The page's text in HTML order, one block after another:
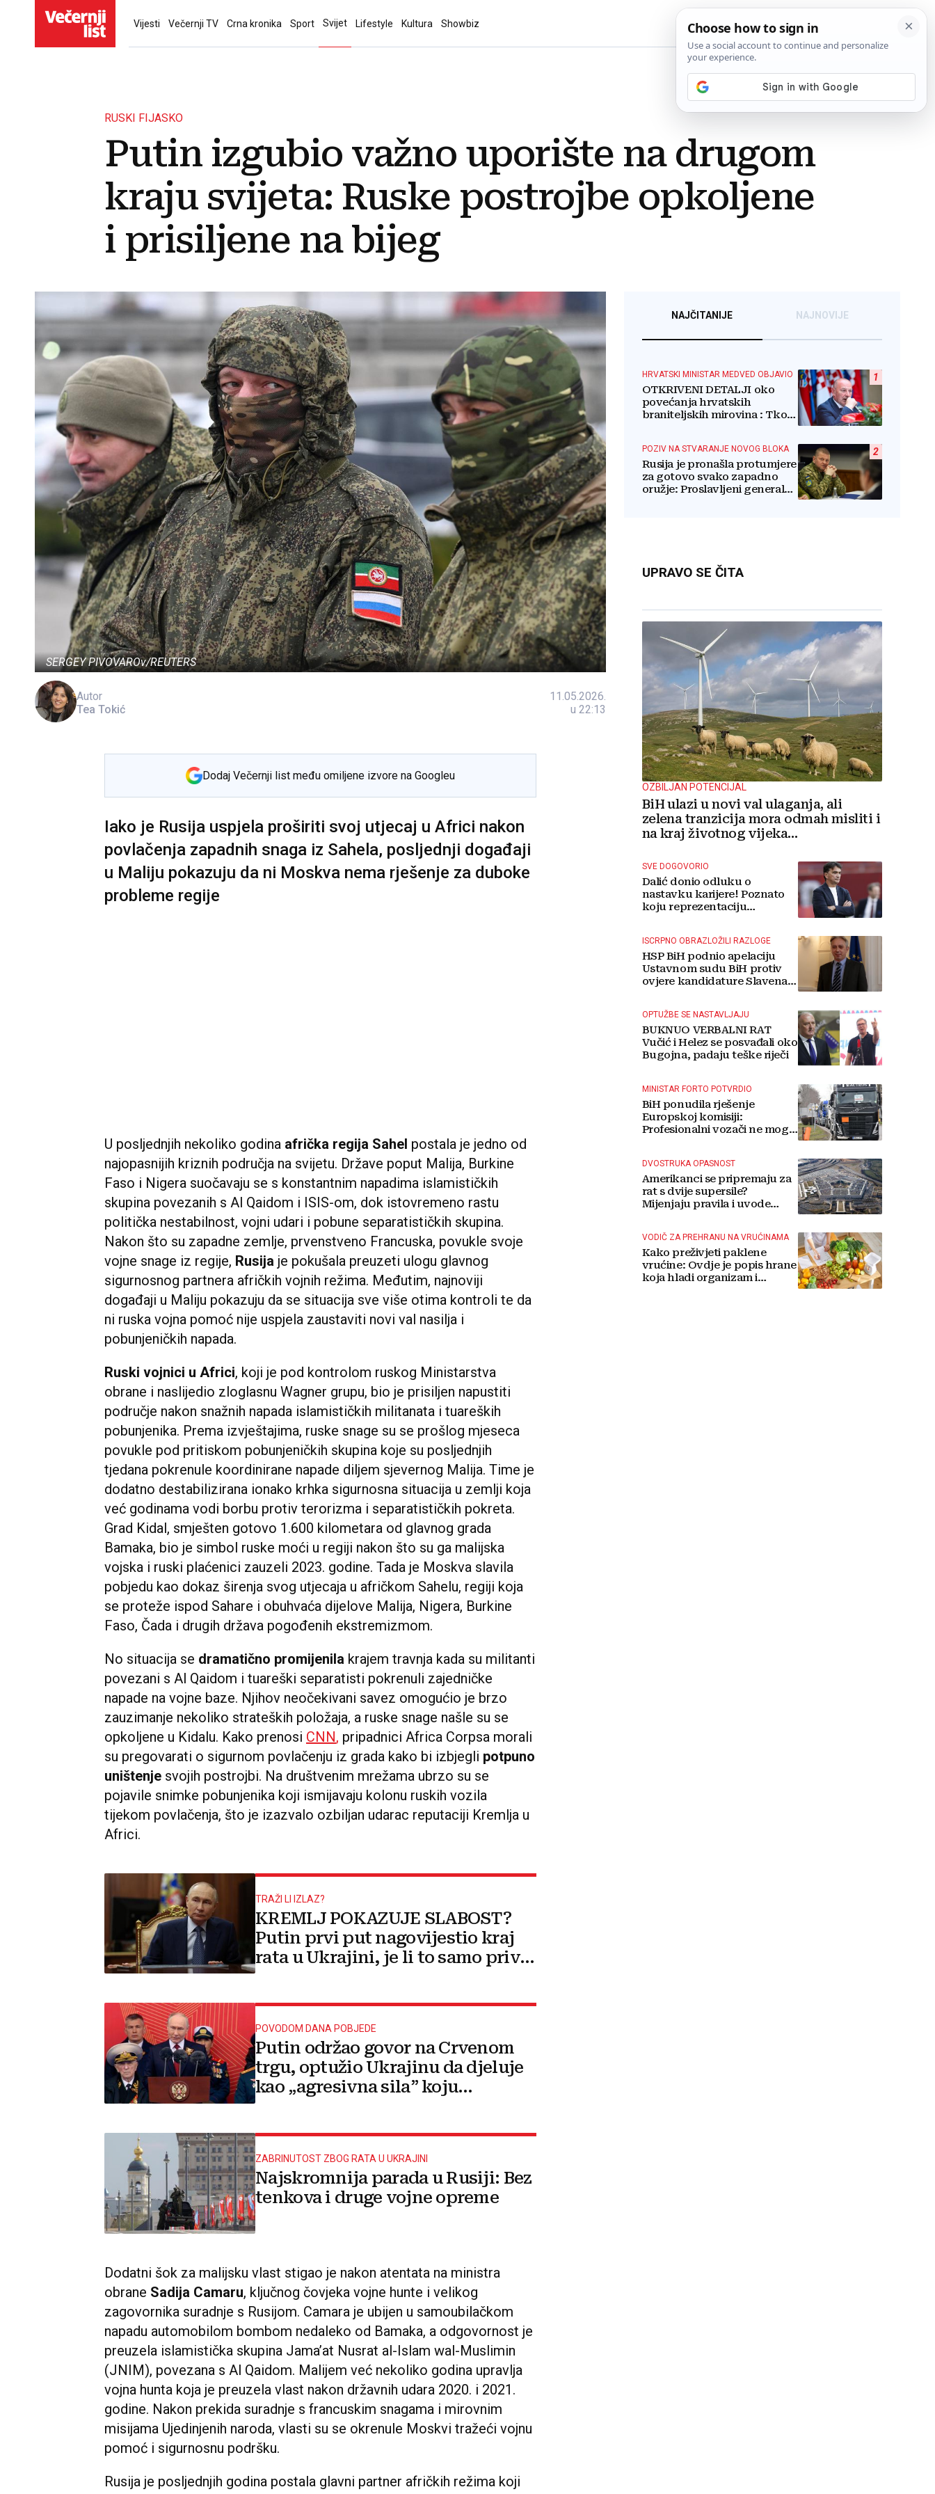
Vijesti Večernji TV Crna kronika Sport Svijet Lifestyle Kultura Showbiz
RUSKI FIJASKO
Putin izgubio važno uporište na drugom
kraju svijeta: Ruske postrojbe opkoljene
i prisiljene na bijeg
SERGEY PIVOVAROv/REUTERS
Autor
Tea Tokić
11.05.2026.
u 22:13
Dodaj Večernji list među omiljene izvore na Googleu
Iako je Rusija uspjela proširiti svoj utjecaj u Africi nakon
povlačenja zapadnih snaga iz Sahela, posljednji događaji
u Maliju pokazuju da ni Moskva nema rješenje za duboke
probleme regije
U posljednjih nekoliko godina afrička regija Sahel postala je jedno od
najopasnijih kriznih područja na svijetu. Države poput Malija, Burkine
Faso i Nigera suočavaju se s konstantnim napadima islamističkih
skupina povezanih s Al Qaidom i ISIS-om, dok istovremeno rastu
politička nestabilnost, vojni udari i pobune separatističkih skupina.
Nakon što su zapadne zemlje, prvenstveno Francuska, povukle svoje
vojne snage iz regije, Rusija je pokušala preuzeti ulogu glavnog
sigurnosnog partnera afričkih vojnih režima. Međutim, najnoviji
događaji u Maliju pokazuju da se situacija sve više otima kontroli te da
ni ruska vojna pomoć nije uspjela zaustaviti novi val nasilja i
pobunjeničkih napada.
Ruski vojnici u Africi, koji je pod kontrolom ruskog Ministarstva
obrane i naslijedio zloglasnu Wagner grupu, bio je prisiljen napustiti
područje nakon snažnih napada islamističkih militanata i tuareških
pobunjenika. Prema izvještajima, ruske snage su se prošlog mjeseca
povukle pod pritiskom pobunjeničkih skupina koje su posljednjih
tjedana pokrenule koordinirane napade diljem sjevernog Malija. Time je
dodatno destabilizirana ionako krhka sigurnosna situacija u zemlji koja
već godinama vodi borbu protiv terorizma i separatističkih pokreta.
Grad Kidal, smješten gotovo 1.600 kilometara od glavnog grada
Bamaka, bio je simbol ruske moći u regiji nakon što su ga malijska
vojska i ruski plaćenici zauzeli 2023. godine. Tada je Moskva slavila
pobjedu kao dokaz širenja svog utjecaja u afričkom Sahelu, regiji koja
se proteže ispod Sahare i obuhvaća dijelove Malija, Nigera, Burkine
Faso, Čada i drugih država pogođenih ekstremizmom.
No situacija se dramatično promijenila krajem travnja kada su militanti
povezani s Al Qaidom i tuareški separatisti pokrenuli zajedničke
napade na vojne baze. Njihov neočekivani savez omogućio je brzo
zauzimanje nekoliko strateških položaja, a ruske snage našle su se
opkoljene u Kidalu. Kako prenosi CNN, pripadnici Africa Corpsa morali
su pregovarati o sigurnom povlačenju iz grada kako bi izbjegli potpuno
uništenje svojih postrojbi. Na društvenim mrežama ubrzo su se
pojavile snimke pobunjenika koji ismijavaju kolonu ruskih vozila
tijekom povlačenja, što je izazvalo ozbiljan udarac reputaciji Kremlja u
Africi.
TRAŽI LI IZLAZ?
KREMLJ POKAZUJE SLABOST?
Putin prvi put nagovijestio kraj
rata u Ukrajini, je li to samo privid
POVODOM DANA POBJEDE
Putin održao govor na Crvenom
trgu, optužio Ukrajinu da djeluje
kao „agresivna sila” koju
ZABRINUTOST ZBOG RATA U UKRAJINI
Najskromnija parada u Rusiji: Bez
tenkova i druge vojne opreme
Dodatni šok za malijsku vlast stigao je nakon atentata na ministra
obrane Sadija Camaru, ključnog čovjeka vojne hunte i velikog
zagovornika suradnje s Rusijom. Camara je ubijen u samoubilačkom
napadu automobilom bombom nedaleko od Bamaka, a odgovornost je
preuzela islamistička skupina Jama’at Nusrat al-Islam wal-Muslimin
(JNIM), povezana s Al Qaidom. Malijem već nekoliko godina upravlja
vojna hunta koja je preuzela vlast nakon državnih udara 2020. i 2021.
godine. Nakon prekida suradnje s francuskim snagama i mirovnim
misijama Ujedinjenih naroda, vlasti su se okrenule Moskvi tražeći vojnu
pomoć i sigurnosnu podršku.
Rusija je posljednjih godina postala glavni partner afričkih režima koji
NAJČITANIJE NAJNOVIJE
1
HRVATSKI MINISTAR MEDVED OBJAVIO
OTKRIVENI DETALJI oko
povećanja hrvatskih
braniteljskih mirovina : Tko
2
POZIV NA STVARANJE NOVOG BLOKA
Rusija je pronašla protumjere
za gotovo svako zapadno
oružje: Proslavljeni general
UPRAVO SE ČITA
OZBILJAN POTENCIJAL
BiH ulazi u novi val ulaganja, ali
zelena tranzicija mora odmah misliti i
na kraj životnog vijeka
SVE DOGOVORIO
Dalić donio odluku o
nastavku karijere! Poznato
koju reprezentaciju
ISCRPNO OBRAZLOŽILI RAZLOGE
HSP BiH podnio apelaciju
Ustavnom sudu BiH protiv
ovjere kandidature Slavena
OPTUŽBE SE NASTAVLJAJU
BUKNUO VERBALNI RAT
Vučić i Helez se posvađali oko
Bugojna, padaju teške riječi
MINISTAR FORTO POTVRDIO
BiH ponudila rješenje
Europskoj komisiji:
Profesionalni vozači ne mogu
DVOSTRUKA OPASNOST
Amerikanci se pripremaju za
rat s dvije supersile?
Mijenjaju pravila i uvode
VODIČ ZA PREHRANU NA VRUĆINAMA
Kako preživjeti paklene
vrućine: Ovdje je popis hrane
koja hladi organizam i